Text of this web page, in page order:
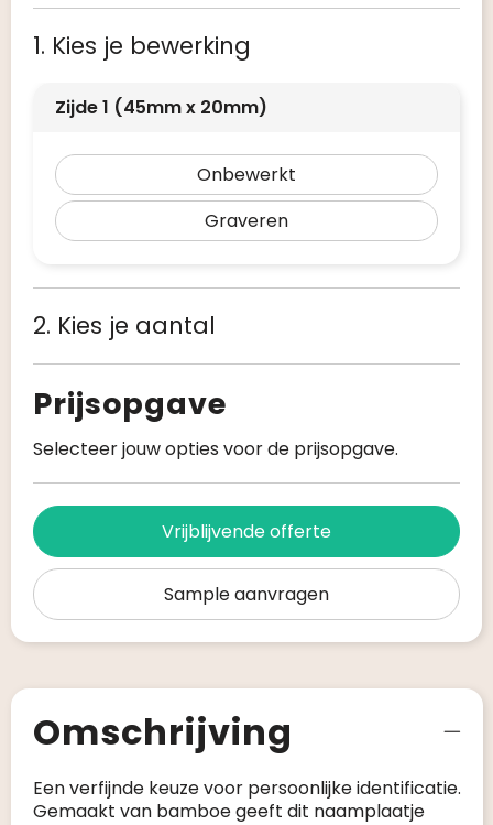
1. Kies je bewerking
Zijde 1 (45mm x 20mm)
Onbewerkt
Graveren
2. Kies je aantal
Prijsopgave
Selecteer jouw opties voor de prijsopgave.
Vrijblijvende offerte
Sample aanvragen
Omschrijving
Een verfijnde keuze voor persoonlijke identificatie.
Gemaakt van bamboe geeft dit naamplaatje